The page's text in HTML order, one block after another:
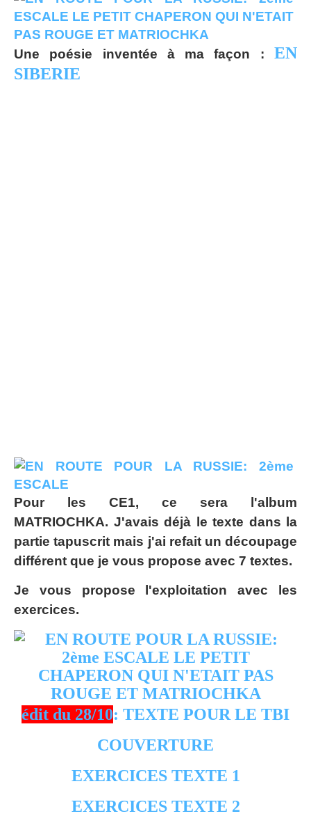
Une poésie inventée à ma façon : EN
SIBERIE
Pour les CE1, ce sera l'album
MATRIOCHKA. J'avais déjà le texte dans la
partie tapuscrit mais j'ai refait un découpage
différent que je vous propose avec 7 textes.
Je vous propose l'exploitation avec les
exercices.
édit du 28/10: TEXTE POUR LE TBI
COUVERTURE
EXERCICES TEXTE 1
EXERCICES TEXTE 2